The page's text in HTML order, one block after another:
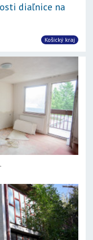
diaľnice na
Košický kraj